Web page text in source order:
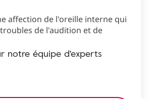
affection de l'oreille interne qui
de l'audition et de
notre équipe d'experts